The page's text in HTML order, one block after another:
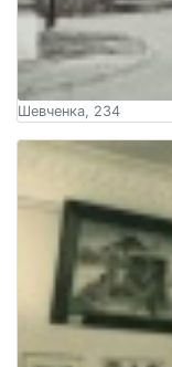
Шевченка, 234